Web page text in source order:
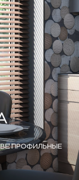
ПРОФИЛЬНЫЕ